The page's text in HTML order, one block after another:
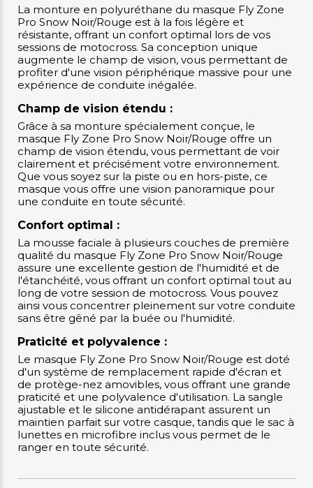
La monture en polyuréthane du masque Fly Zone
Pro Snow Noir/Rouge est à la fois légère et
résistante, offrant un confort optimal lors de vos
sessions de motocross. Sa conception unique
augmente le champ de vision, vous permettant de
profiter d'une vision périphérique massive pour une
expérience de conduite inégalée.
Champ de vision étendu :
Grâce à sa monture spécialement conçue, le
masque Fly Zone Pro Snow Noir/Rouge offre un
champ de vision étendu, vous permettant de voir
clairement et précisément votre environnement.
Que vous soyez sur la piste ou en hors-piste, ce
masque vous offre une vision panoramique pour
une conduite en toute sécurité.
Confort optimal :
La mousse faciale à plusieurs couches de première
qualité du masque Fly Zone Pro Snow Noir/Rouge
assure une excellente gestion de l'humidité et de
l'étanchéité, vous offrant un confort optimal tout au
long de votre session de motocross. Vous pouvez
ainsi vous concentrer pleinement sur votre conduite
sans être gêné par la buée ou l'humidité.
Praticité et polyvalence :
Le masque Fly Zone Pro Snow Noir/Rouge est doté
d'un système de remplacement rapide d'écran et
de protège-nez amovibles, vous offrant une grande
praticité et une polyvalence d'utilisation. La sangle
ajustable et le silicone antidérapant assurent un
maintien parfait sur votre casque, tandis que le sac à
lunettes en microfibre inclus vous permet de le
ranger en toute sécurité.